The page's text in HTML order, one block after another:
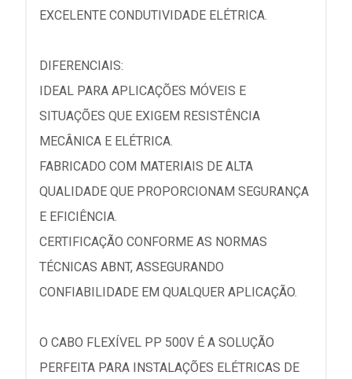
EXCELENTE CONDUTIVIDADE ELÉTRICA.
DIFERENCIAIS:
IDEAL PARA APLICAÇÕES MÓVEIS E
SITUAÇÕES QUE EXIGEM RESISTÊNCIA
MECÂNICA E ELÉTRICA.
FABRICADO COM MATERIAIS DE ALTA
QUALIDADE QUE PROPORCIONAM SEGURANÇA
E EFICIÊNCIA.
CERTIFICAÇÃO CONFORME AS NORMAS
TÉCNICAS ABNT, ASSEGURANDO
CONFIABILIDADE EM QUALQUER APLICAÇÃO.
O CABO FLEXÍVEL PP 500V É A SOLUÇÃO
PERFEITA PARA INSTALAÇÕES ELÉTRICAS DE